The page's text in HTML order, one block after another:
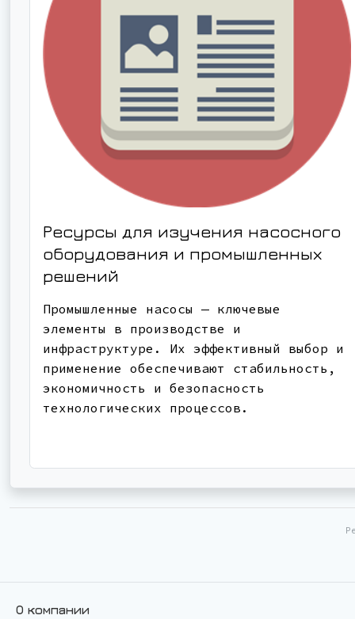
Ресурсы для изучения насосного
оборудования и промышленных
решений
Промышленные насосы — ключевые
элементы в производстве и
инфраструктуре. Их эффективный выбор и
применение обеспечивают стабильность,
экономичность и безопасность
технологических процессов.
О компании